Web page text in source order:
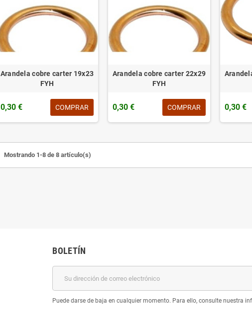
Arandela cobre carter 19x23
FYH
0,30 € COMPRAR
Arandela cobre carter 22x29
FYH
0,30 € COMPRAR 0,30 €
Mostrando 1-8 de 8 artículo(s)
BOLETÍN
Puede darse de baja en cualquier momento. Para ello, consulte nuestra